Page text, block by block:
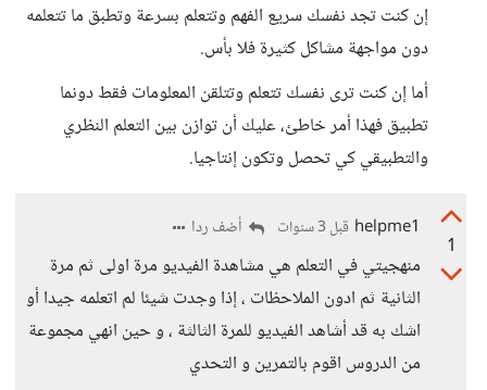
إن كنت تجد نفسك سريع الفهم وتتعلم بسرعة وتطبق ما تتعلمه
دون مواجهة مشاكل كثيرة فلا بأس.
أما إن كنت ترى نفسك تتعلم وتتلقن المعلومات فقط دونما
تطبيق فهذا أمر خاطئ، عليك أن توازن بين التعلم النظري
والتطبيقي كي تحصل وتكون إنتاجيا.
1
helpme1 قبل 3 سنوات أضف ردا
منهجيتي في التعلم هي مشاهدة الفيديو مرة اولى ثم مرة
الثانية ثم ادون الملاحظات ، إذا وجدت شيئا لم اتعلمه جيدا أو
اشك به قد أشاهد الفيديو للمرة الثالثة ، و حين انهي مجموعة
من الدروس اقوم بالتمرين و التحدي